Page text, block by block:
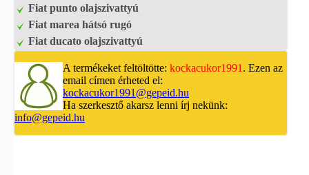
Fiat punto olajszivattyú
Fiat marea hátsó rugó
Fiat ducato olajszivattyú
A termékeket feltöltötte: kockacukor1991 . Ezen az
email címen érheted el:
kockacukor1991@gepeid.hu
Ha szerkesztő akarsz lenni írj nekünk:
info@gepeid.hu